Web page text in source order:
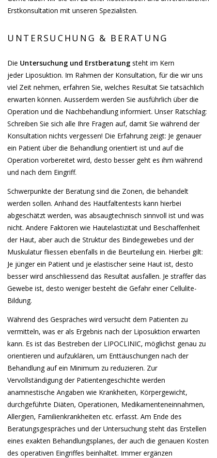
Erstkonsultation mit unseren Spezialisten.
UNTERSUCHUNG & BERATUNG
Die Untersuchung und Erstberatung steht im Kern
jeder Liposuktion. Im Rahmen der Konsultation, für die wir uns
viel Zeit nehmen, erfahren Sie, welches Resultat Sie tatsächlich
erwarten können. Ausserdem werden Sie ausführlich über die
Operation und die Nachbehandlung informiert. Unser Ratschlag:
Schreiben Sie sich alle Ihre Fragen auf, damit Sie während der
Konsultation nichts vergessen! Die Erfahrung zeigt: Je genauer
ein Patient über die Behandlung orientiert ist und auf die
Operation vorbereitet wird, desto besser geht es ihm während
und nach dem Eingriff.
Schwerpunkte der Beratung sind die Zonen, die behandelt
werden sollen. Anhand des Hautfaltentests kann hierbei
abgeschätzt werden, was absaugtechnisch sinnvoll ist und was
nicht. Andere Faktoren wie Hautelastizität und Beschaffenheit
der Haut, aber auch die Struktur des Bindegewebes und der
Muskulatur fliessen ebenfalls in die Beurteilung ein. Hierbei gilt:
Je jünger ein Patient und je elastischer seine Haut ist, desto
besser wird anschliessend das Resultat ausfallen. Je straffer das
Gewebe ist, desto weniger besteht die Gefahr einer Cellulite-
Bildung.
Während des Gespräches wird versucht dem Patienten zu
vermitteln, was er als Ergebnis nach der Liposuktion erwarten
kann. Es ist das Bestreben der LIPOCLINIC, möglichst genau zu
orientieren und aufzuklären, um Enttäuschungen nach der
Behandlung auf ein Minimum zu reduzieren. Zur
Vervollständigung der Patientengeschichte werden
anamnestische Angaben wie Krankheiten, Körpergewicht,
durchgeführte Diäten, Operationen, Medikamenteneinnahmen,
Allergien, Familienkrankheiten etc. erfasst. Am Ende des
Beratungsgespräches und der Untersuchung steht das Erstellen
eines exakten Behandlungsplanes, der auch die genauen Kosten
des operativen Eingriffes beinhaltet. Immer ergänzen